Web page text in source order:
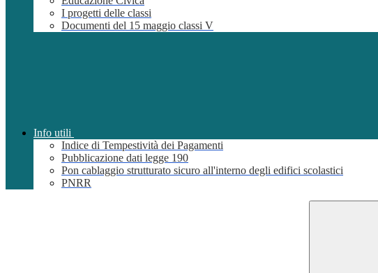
I progetti delle classi
Documenti del 15 maggio classi V
Info utili
Indice di Tempestività dei Pagamenti
Pubblicazione dati legge 190
Pon cablaggio strutturato sicuro all'interno degli edifici scolastici
PNRR